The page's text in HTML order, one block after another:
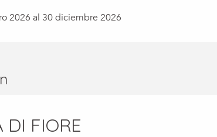
2026 al 30 diciembre 2026
DI FIORE